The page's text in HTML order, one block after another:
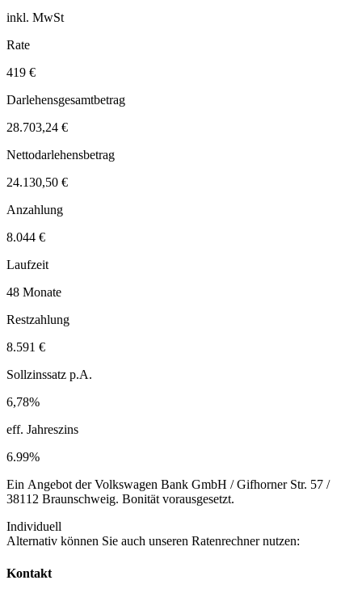
inkl. MwSt
Rate
419 €
Darlehensgesamtbetrag
28.703,24 €
Nettodarlehensbetrag
24.130,50 €
Anzahlung
8.044 €
Laufzeit
48 Monate
Restzahlung
8.591 €
Sollzinssatz p.A.
6,78%
eff. Jahreszins
6.99%
Ein Angebot der Volkswagen Bank GmbH / Gifhorner Str. 57 /
38112 Braunschweig. Bonität vorausgesetzt.
Individuell
Alternativ können Sie auch unseren Ratenrechner nutzen:
Kontakt